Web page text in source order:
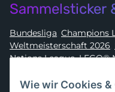
Sammelsticker
Bundesliga,
Weltmeisterschaft 2026,
Nations League,
Wie wir Cookies &